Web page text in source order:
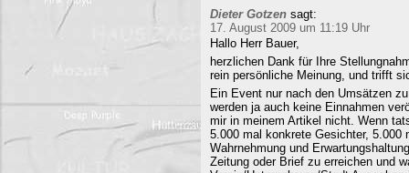
Dieter Gotzen sagt:
17. August 2009 um 11:19 Uhr
Hallo Herr Bauer,
herzlichen Dank für Ihre
rein persönliche Meinung, und trifft
Ein Event nur nach den Umsätzen
werden ja auch keine Einnahmen
mir in meinem Artikel nicht. Wenn
5.000 mal konkrete Gesichter, 5.000
Wahrnehmung und
Zeitung oder Brief zu erreichen und